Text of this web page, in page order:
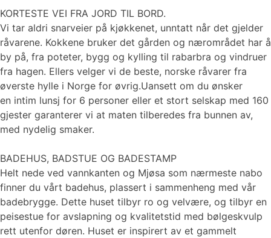
KORTESTE VEI FRA JORD TIL BORD.
Vi tar aldri snarveier på kjøkkenet, unntatt når det gjelder
råvarene. Kokkene bruker det gården og nærområdet har å
by på, fra poteter, bygg og kylling til rabarbra og vindruer
fra hagen. Ellers velger vi de beste, norske råvarer fra
øverste hylle i Norge for øvrig.Uansett om du ønsker
en intim lunsj for 6 personer eller et stort selskap med 160
gjester garanterer vi at maten tilberedes fra bunnen av,
med nydelig smaker.
BADEHUS, BADSTUE OG BADESTAMP
Helt nede ved vannkanten og Mjøsa som nærmeste nabo
finner du vårt badehus, plassert i sammenheng med vår
badebrygge. Dette huset tilbyr ro og velvære, og tilbyr en
peisestue for avslapning og kvalitetstid med bølgeskvulp
rett utenfor døren. Huset er inspirert av et gammelt